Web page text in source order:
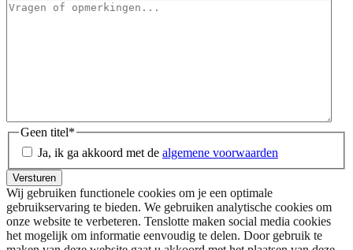
Geen titel*
Ja, ik ga akkoord met de algemene voorwaarden
Wij gebruiken functionele cookies om je een optimale
gebruikservaring te bieden. We gebruiken analytische cookies om
onze website te verbeteren. Tenslotte maken social media cookies
het mogelijk om informatie eenvoudig te delen. Door gebruik te